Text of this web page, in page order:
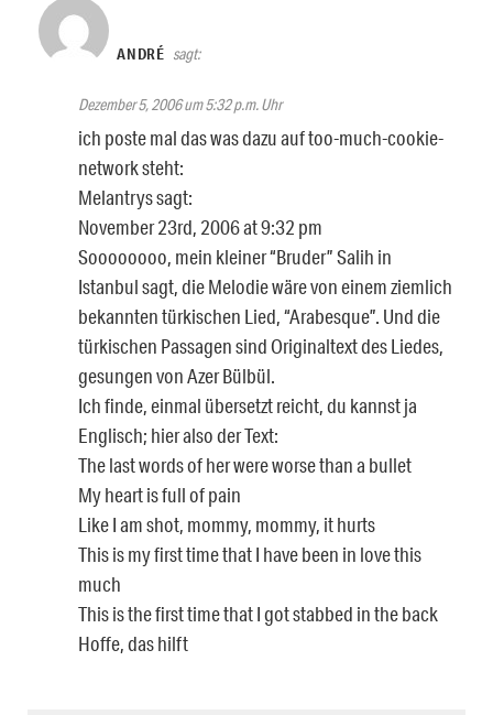
ANDRÉ sagt:
Dezember 5, 2006 um 5:32 p.m. Uhr
ich poste mal das was dazu auf too-much-cookie-
network steht:
Melantrys sagt:
November 23rd, 2006 at 9:32 pm
Soooooooo, mein kleiner “Bruder” Salih in
Istanbul sagt, die Melodie wäre von einem ziemlich
bekannten türkischen Lied, “Arabesque”. Und die
türkischen Passagen sind Originaltext des Liedes,
gesungen von Azer Bülbül.
Ich finde, einmal übersetzt reicht, du kannst ja
Englisch; hier also der Text:
The last words of her were worse than a bullet
My heart is full of pain
Like I am shot, mommy, mommy, it hurts
This is my first time that I have been in love this
much
This is the first time that I got stabbed in the back
Hoffe, das hilft